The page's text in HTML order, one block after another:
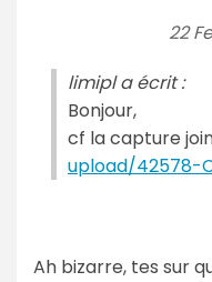
22
limipl a écrit :
Bonjour,
cf la capture
upload/42578-
Ah bizarre, tes sur